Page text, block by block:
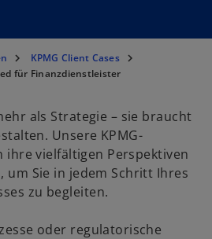
KPMG Client Cases
für Finanzdienstleister
als Strategie – sie braucht
Unsere KPMG-
ihre vielfältigen Perspektiven
um Sie in jedem Schritt Ihres
zu begleiten.
oder regulatorische